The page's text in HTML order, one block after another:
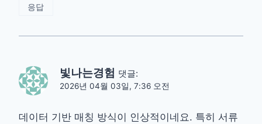
응답
빛나는경험 댓글:
2026년 04월 03일, 7:36 오전
데이터 기반 매칭 방식이 인상적이네요. 특히 서류